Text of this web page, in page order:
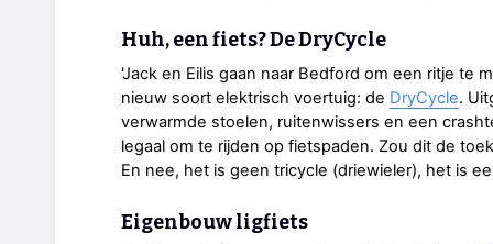
Huh, een fiets? De DryCycle
'Jack en Eilis gaan naar Bedford om een ritje te
nieuw soort elektrisch voertuig: de DryCycle.
verwarmde stoelen, ruitenwissers en een
legaal om te rijden op fietspaden. Zou dit de
En nee, het is geen tricycle (driewieler), het is
Eigenbouw ligfiets